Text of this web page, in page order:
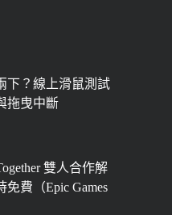
下？線上滑鼠測試
拖曳中斷
雙人合作解
費（Epic Games